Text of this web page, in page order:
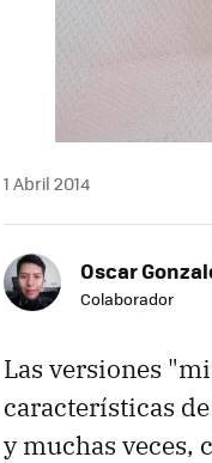
1 Abril 2014
Oscar
Colaborador
Las versiones
características
y muchas veces,